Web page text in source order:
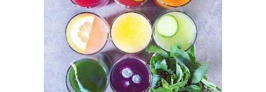
Протеиновые коктейли Творожный коктейль